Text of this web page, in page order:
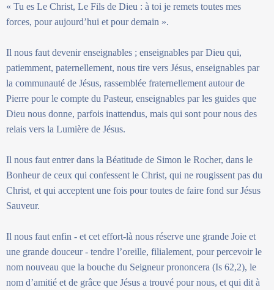
« Tu es Le Christ, Le Fils de Dieu : à toi je remets toutes mes
forces, pour aujourd’hui et pour demain ».
Il nous faut devenir enseignables ; enseignables par Dieu qui,
patiemment, paternellement, nous tire vers Jésus, enseignables par
la communauté de Jésus, rassemblée fraternellement autour de
Pierre pour le compte du Pasteur, enseignables par les guides que
Dieu nous donne, parfois inattendus, mais qui sont pour nous des
relais vers la Lumière de Jésus.
Il nous faut entrer dans la Béatitude de Simon le Rocher, dans le
Bonheur de ceux qui confessent le Christ, qui ne rougissent pas du
Christ, et qui acceptent une fois pour toutes de faire fond sur Jésus
Sauveur.
Il nous faut enfin - et cet effort-là nous réserve une grande Joie et
une grande douceur - tendre l’oreille, filialement, pour percevoir le
nom nouveau que la bouche du Seigneur prononcera (Is 62,2), le
nom d’amitié et de grâce que Jésus a trouvé pour nous, et qui dit à